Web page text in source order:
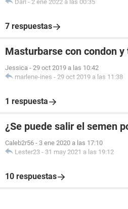
Dari - 2 ene 2022 a las 00:35
7 respuestas
Masturbarse con condon y
Jessica - 29 oct 2019 a las 10:42
marlene-ines - 29 oct 2019 a las 11:38
1 respuesta
¿Se puede salir el semen
Caleb2r56 - 3 ene 2020 a las 17:10
Lester23 - 31 may 2021 a las 19:12
10 respuestas